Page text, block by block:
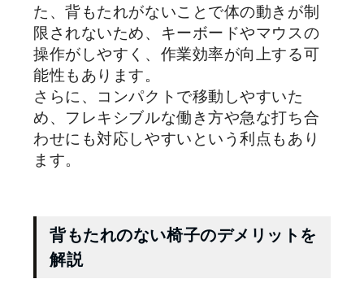
た、背もたれがないことで体の動きが制
限されないため、キーボードやマウスの
操作がしやすく、作業効率が向上する可
能性もあります。
さらに、コンパクトで移動しやすいた
め、フレキシブルな働き方や急な打ち合
わせにも対応しやすいという利点もあり
ます。
背もたれのない椅子のデメリットを
解説